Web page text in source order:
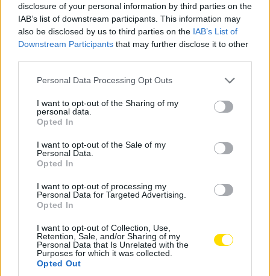
disclosure of your personal information by third parties on the
IAB’s list of downstream participants. This information may
also be disclosed by us to third parties on the IAB’s List of
Downstream Participants that may further disclose it to other
Personal Data Processing Opt Outs
I want to opt-out of the Sharing of my
personal data.
Opted In
I want to opt-out of the Sale of my
Personal Data.
Opted In
I want to opt-out of processing my
Personal Data for Targeted Advertising.
Opted In
I want to opt-out of Collection, Use,
Retention, Sale, and/or Sharing of my
Personal Data that Is Unrelated with the
Purposes for which it was collected.
Opted Out
Este foi mais um momento da preparação do FC
Famalicão, treinado por Cláudio Martins, com vista ao
campeonato nacional da 2.ª divisão.
O campeonato começa em outubro, com os
da Maia.
famalicão
futsal
Notícias Populares